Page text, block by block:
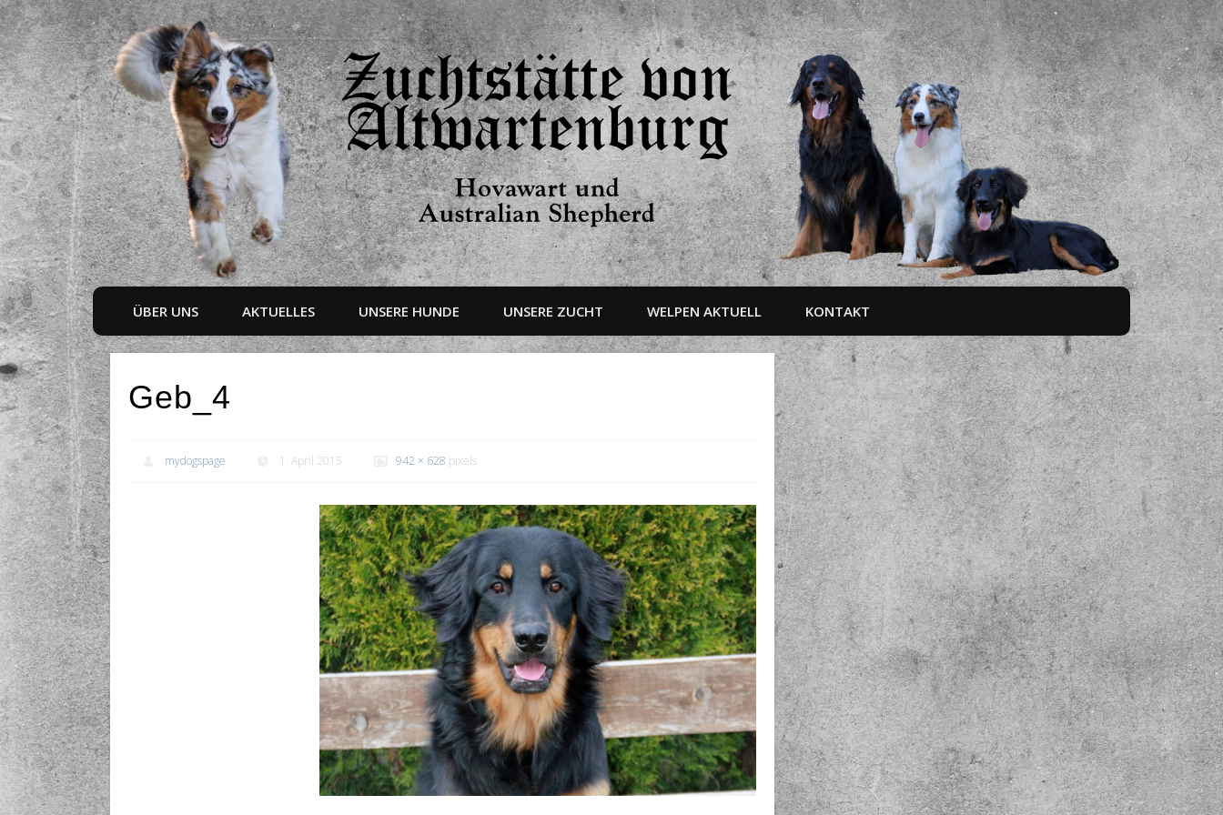
ÜBER UNS AKTUELLES UNSERE HUNDE UNSERE ZUCHT WELPEN AKTUELL KONTAKT
Geb_4
mydogspage 1. April 2015 942 × 628 pixels